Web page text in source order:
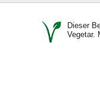
Dieser
Vegetar.